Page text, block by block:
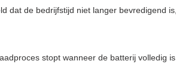
dat de bedrijfstijd niet langer bevredigend is,
stopt wanneer de batterij volledig is